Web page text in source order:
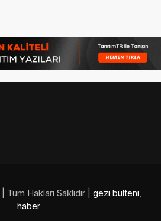
| Tüm Hakları Saklıdır | gezi bülteni,
haber